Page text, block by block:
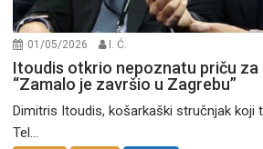
01/05/2026 I. Ć.
Itoudis otkrio nepoznatu priču za
“Zamalo je završio u Zagrebu”
Dimitris Itoudis, košarkaški stručnjak koji
Tel...